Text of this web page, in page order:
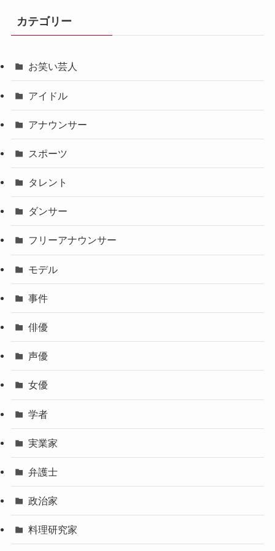
カテゴリー
お笑い芸人
アイドル
アナウンサー
スポーツ
タレント
ダンサー
フリーアナウンサー
モデル
事件
俳優
声優
女優
学者
実業家
弁護士
政治家
料理研究家